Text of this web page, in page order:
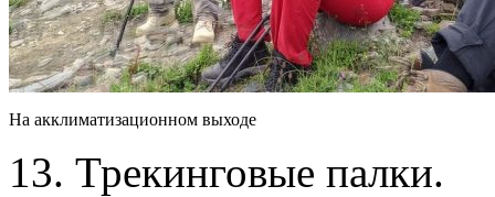
На акклиматизационном выходе
13. Трекинговые палки.